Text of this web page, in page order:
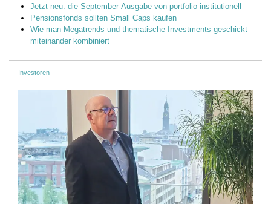
Jetzt neu: die September-Ausgabe von portfolio institutionell
Pensionsfonds sollten Small Caps kaufen
Wie man Megatrends und thematische Investments geschickt
miteinander kombiniert
Investoren